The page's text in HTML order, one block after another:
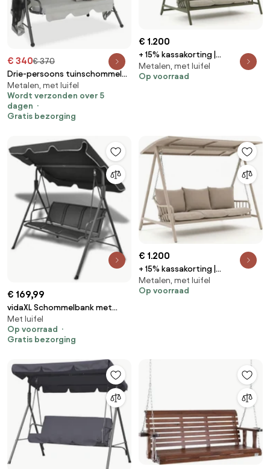
€ 340€ 370
Drie-persoons tuinschommel
Malaga Garden Point antraciet
Metalen, met luifel
Wordt verzonden over 5
dagen
Gratis bezorging
€ 1.200
+ 15% kassakorting |
Schommelbank Manifesto |
Aluminium | 3 personen |
Metalen, met luifel
Op voorraad
€ 169,99
vidaXL Schommelbank met
luifel zwart
Met luifel
Op voorraad
Gratis bezorging
€ 1.200
+ 15% kassakorting |
Schommelbank Manifesto |
Aluminium | 3 personen |
Metalen, met luifel
Op voorraad